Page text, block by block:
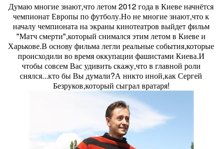
Думаю многие знают,что летом 2012 года в Киеве начнётся
чемпионат Европы по футболу.Но не многие знают,что к
началу чемпионата на экраны кинотеатров выйдет фильм
"Матч смерти",который снимался этим летом в Киеве и
Харькове.В основу фильма легли реальные события,которые
происходили во время оккупации фашистами Киева.И
чтобы совсем Вас удивить скажу,что в главной роли
снялся...кто бы Вы думали?А никто иной,как Сергей
Безруков,который сыграл вратаря!